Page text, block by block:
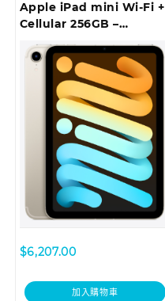
Apple iPad mini Wi-Fi +
Cellular 256GB –
$6,207.00
加入購物車